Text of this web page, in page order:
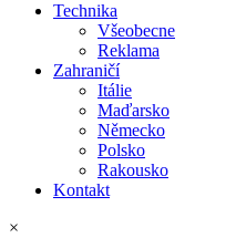
Technika
Všeobecne
Reklama
Zahraničí
Itálie
Maďarsko
Německo
Polsko
Rakousko
Kontakt
×